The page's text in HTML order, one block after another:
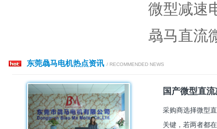
微型减速
骉马直流
东莞骉马电机热点资讯 / RECOMMENDED NEWS
国产微型直
采购商选择微型
关键，若两者都